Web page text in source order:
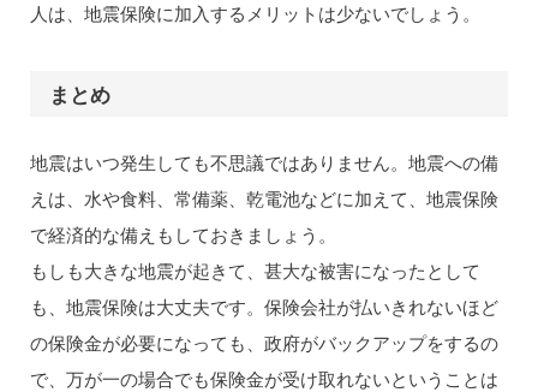
人は、地震保険に加入するメリットは少ないでしょう。
まとめ
地震はいつ発生しても不思議ではありません。地震への備
えは、水や食料、常備薬、乾電池などに加えて、地震保険
で経済的な備えもしておきましょう。
もしも大きな地震が起きて、甚大な被害になったとして
も、地震保険は大丈夫です。保険会社が払いきれないほど
の保険金が必要になっても、政府がバックアップをするの
で、万が一の場合でも保険金が受け取れないということは